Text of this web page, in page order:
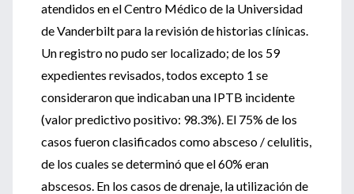
atendidos en el Centro Médico de la Universidad
de Vanderbilt para la revisión de historias clínicas.
Un registro no pudo ser localizado; de los 59
expedientes revisados, todos excepto 1 se
consideraron que indicaban una IPTB incidente
(valor predictivo positivo: 98.3%). El 75% de los
casos fueron clasificados como absceso / celulitis,
de los cuales se determinó que el 60% eran
abscesos. En los casos de drenaje, la utilización de